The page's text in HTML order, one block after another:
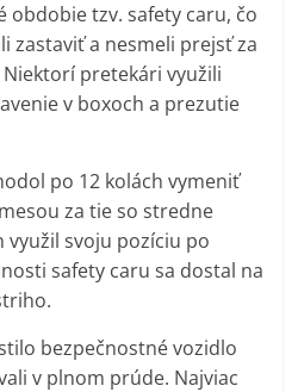
obdobie tzv. safety caru, čo
zastaviť a nesmeli prejsť za
pretekári využili
v boxoch a prezutie
po 12 kolách vymeniť
za tie so stredne
svoju pozíciu po
safety caru sa dostal na
bezpečnostné vozidlo
v plnom prúde. Najviac